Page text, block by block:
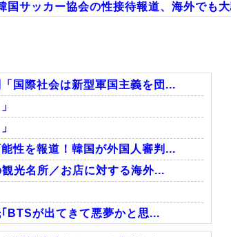
国サッカー協会の性接待報道、海外でも
のこの場所は現実とは思えないレベルで
livedoor 相互RSS
国際社会は新型軍国主義を団...
性を報道！韓国が外国人審判...
光名所／お店に対する海外...
BTSが出てきて悪夢かと思...